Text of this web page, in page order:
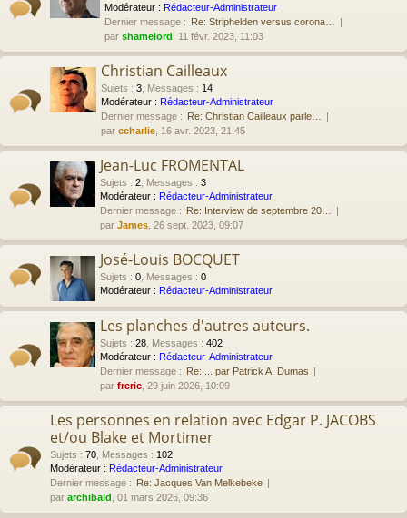
Modérateur : Rédacteur-Administrateur
Dernier message : Re: Striphelden versus corona…
par shamelord , 11 févr. 2023, 11:03
Christian Cailleaux
Sujets : 3 Messages : 14
Modérateur : Rédacteur-Administrateur
Dernier message : Re: Christian Cailleaux parle…
par ccharlie , 16 avr. 2023, 21:45
Jean-Luc FROMENTAL
Sujets : 2 Messages : 3
Modérateur : Rédacteur-Administrateur
Dernier message : Re: Interview de septembre 20…
par James , 26 sept. 2023, 09:07
José-Louis BOCQUET
Sujets : 0 Messages : 0
Modérateur : Rédacteur-Administrateur
Les planches d'autres auteurs.
Sujets : 28 Messages : 402
Modérateur : Rédacteur-Administrateur
Dernier message : Re: ... par Patrick A. Dumas
par freric , 29 juin 2026, 10:09
Les personnes en relation avec Edgar P. JACOBS
et/ou Blake et Mortimer
Sujets : 70 Messages : 102
Modérateur : Rédacteur-Administrateur
Dernier message : Re: Jacques Van Melkebeke
par archibald , 01 mars 2026, 09:36